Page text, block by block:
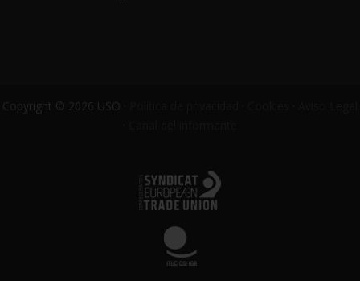
Copyright © 2026 USO ·